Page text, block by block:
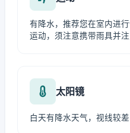
有降水，推荐您在室内进
运动，须注意携带雨具并注
太阳镜
白天有降水天气，视线较